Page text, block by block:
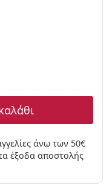
άνω των 50€
έξοδα αποστολής